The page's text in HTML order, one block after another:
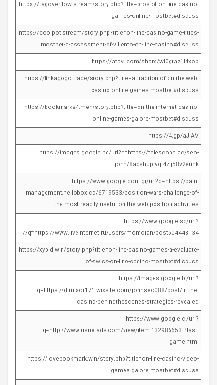
https://tagoverflow.stream/story.php?title=pros-of-on-line-casino-
games-online-mostbet#discuss
https://coolpot.stream/story.php?title=on-line-casino-game-titles-
mostbet-a-assessment-of-villento-on-line-casino#discuss
https://atavi.com/share/wl0gtaz1l4xob
https://linkagogo.trade/story.php?title=attraction-of-on-the-web-
casino-online-games-mostbet#discuss
https://bookmarks4.men/story.php?title=on-the-internet-casino-
online-games-galore-mostbet#discuss
https://4.gp/aJlAV
https://images.google.be/url?q=https://telescope.ac/seo-
john/8adshuprvql4zq58v2eunk
https://www.google.com.gi/url?q=https://pain-
management.hellobox.co/6719533/position-wars-challenge-of-
the-most-readily-useful-on-the-web-position-activities
https://www.google.sc/url?
q=https://www.liveinternet.ru/users/momolan/post504448134//
https://xypid.win/story.php?title=on-line-casino-games-a-evaluate-
of-swiss-on-line-casino-mostbet#discuss
https://images.google.bi/url?
q=https://dimisor171.wixsite.com/johnseo088/post/in-the-
casino-behindthescenes-strategies-revealed
https://www.google.ci/url?
q=http://www.usnetads.com/view/item-132986653-Blast-
game.html
https://lovebookmark.win/story.php?title=on-line-casino-video-
games-galore-mostbet#discuss